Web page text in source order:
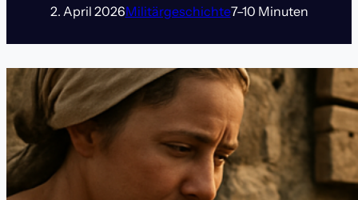
2. April 2026Militärgeschichte7–10 Minuten